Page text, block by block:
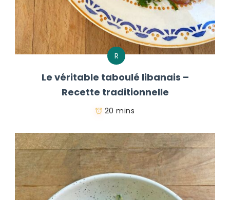
R
Le véritable taboulé libanais –
Recette traditionnelle
20 mins